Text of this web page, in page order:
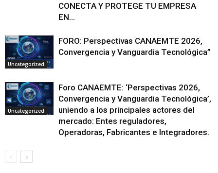
CONECTA Y PROTEGE TU EMPRESA
EN...
Uncategorized
FORO: Perspectivas CANAEMTE 2026,
Convergencia y Vanguardia Tecnológica”
Uncategorized
Foro CANAEMTE: ‘Perspectivas 2026,
Convergencia y Vanguardia Tecnológica’,
uniendo a los principales actores del
mercado: Entes reguladores,
Operadoras, Fabricantes e Integradores.